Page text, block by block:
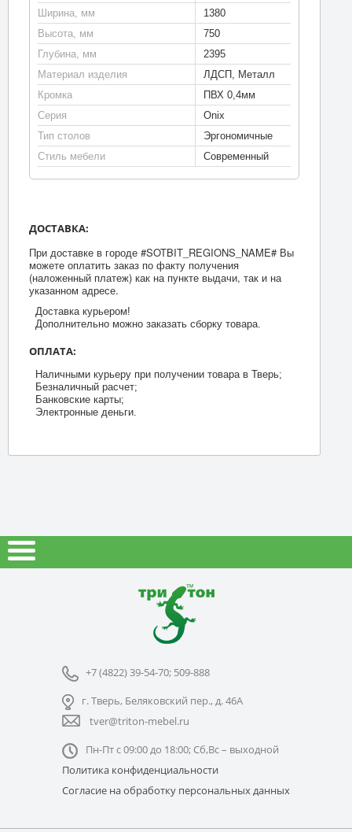
Ширина, мм
1380
Высота, мм
750
Глубина, мм
2395
Материал изделия
ЛДСП, Металл
Кромка
ПВХ 0,4мм
Серия
Onix
Тип столов
Эргономичные
Стиль мебели
Современный
ДОСТАВКА:
При доставке в городе #SOTBIT_REGIONS_NAME# Вы
можете оплатить заказ по факту получения
(наложенный платеж) как на пункте выдачи, так и на
указанном адресе.
Доставка курьером!
Дополнительно можно заказать сборку товара.
ОПЛАТА:
Наличными курьеру при получении товара в Тверь;
Безналичный расчет;
Банковские карты;
Электронные деньги.
+7 (4822) 39-54-70; 509-888
г. Тверь, Беляковский пер., д. 46А
tver@triton-mebel.ru
Пн-Пт с 09:00 до 18:00; Сб,Вс – выходной
Политика конфиденциальности
Согласие на обработку персональных данных